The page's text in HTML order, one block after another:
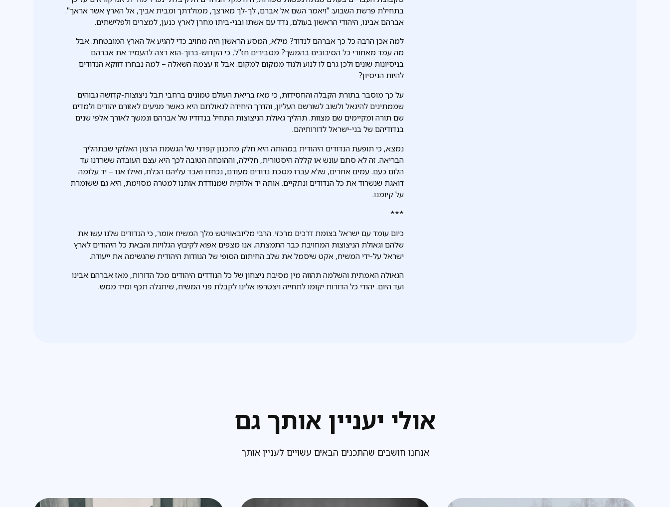
בתחילת פרשת השבוע: "ויאמר השם אל אברם, לך-לך מארצך, ממולדתך ומבית אביך, אל הארץ אשר אראך".
אברהם אבינו, היהודי הראשון בעולם, נדד עם אשתו ובני-ביתו מחרן לארץ כנען, למצרים ולפלישתים.
למה אכן הרבה כל כך אברהם לנדוד? מילא, המסע הראשון היה מחויב כדי להגיע אל הארץ המובטחת. אבל
מה עמד מאחורי כל הסיבובים בהמשך? מסבירים חז"ל, כי הקדוש-ברוך-הוא רצה להעמיד את אברהם
בניסיונות שונים ולכן גרם לו לנוע ולנוד ממקום למקום. אבל זו עצמה השאלה – למה נבחרו דווקא הנדודים
להיות הניסיון?
על כך מוסבר בתורת הקבלה והחסידות, כי מאז בריאת העולם טמונים ברחבי תבל ניצוצות-קדושה גבוהים
שממתינים להיגאל ולשוב לשורשם העליון, והדרך היחידה לגאולתם היא כאשר מגיעים לאזורם יהודים ולמדים
שם תורה ומקיימים שם מצוות. תהליך גאולת הניצוצות התחיל בנדודיו של אברהם ונמשך לאורך אלפי שנים
בנדודיהם של בני-ישראל לדורותיהם.
נמצא, כי תופעת הנדודים היהודית במהותה היא חלק מתכנון קפדני של הגשמת הרצון האלוקי שבתהליך
הבריאה. זה לא סתם עונש או קללה היסטורית, חלילה, וההוכחה הטובה לכך היא עצם העובדה ששרדנו עד
הלום כעם. עמים אחרים, שלא עברו מסכת נדודים מעודם, נכחדו ואבד עליהם הכלח, ואילו אנו – יד עלומה
דואגת שנשרוד את כל הנדודים ונתקיים. אותה יד אלוקית שמנודדת אותנו למטרה מסוימת, היא גם ששומרת
על קיומנו.
***
כיום עומד עם ישראל בצומת דרכים מרכזי. הרבי מליובאוויטש מלך המשיח אומר, כי הנדודים שלנו עשו את
שלהם וגאולת הניצוצות המחויבת כבר התמצתה. אנו מצפים אפוא לקיבוץ הגלויות והבאת כל היהודים לארץ
ישראל על-ידי המשיח, אקט שיסמל את שלב החיתום הסופי של הנוודות היהודית שהגשימה את ייעודה.
הגאולה האמתית והשלמה תהווה מין מסיבת ניצחון של כל הנודדים היהודים מכל הדורות, מאז אברהם אבינו
ועד היום. יהודי כל הדורות יקומו לתחייה ויצטרפו אלינו לקבלת פני המשיח, שיתגלה תכף ומיד ממש.
אולי יעניין אותך גם
אנחנו חושבים שהתכנים הבאים עשויים לעניין אותך